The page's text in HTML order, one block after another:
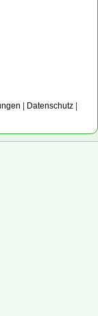
Datenschutz